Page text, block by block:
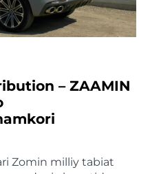
– ZAAMIN
Zomin milliy tabiat